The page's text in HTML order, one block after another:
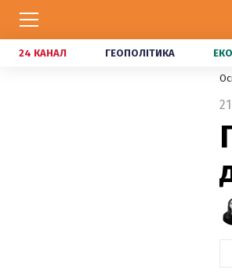
24 КАНАЛ ГЕОПОЛІТИКА